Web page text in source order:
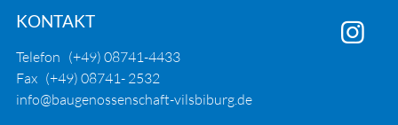

KONTAKT
Telefon (+49) 08741-4433
Fax (+49) 08741- 2532
info@baugenossenschaft-vilsbiburg.de